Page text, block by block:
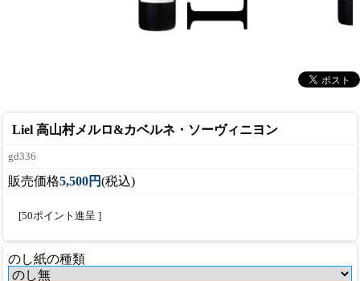
Liel 高山村メルロ&カベルネ・ソーヴィニヨン
gd336
販売価格5,500円(税込)
[50ポイント進呈 ]
のし紙の種類